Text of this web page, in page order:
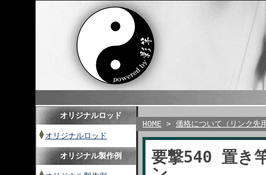
オリジナルロッド
オリジナルロッド
オリジナル製作例
HOME > 価格について（リンク先
要撃540 置き